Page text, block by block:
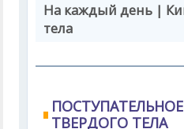
На каждый день |
тела
ТВЕРДОГО ТЕЛА